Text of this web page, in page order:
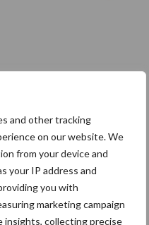
and other tracking
on our website. We
from your device and
your IP address and
you with
marketing campaign
insights, collecting precise
en een lagere
waardoor de opname
is bekend dat in nattere
sterk geremd wordt door
ph-daling krijgen